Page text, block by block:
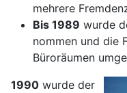
mehrere
Bis 1989 wurde
nommen und die
Büroräumen
1990 wurde der